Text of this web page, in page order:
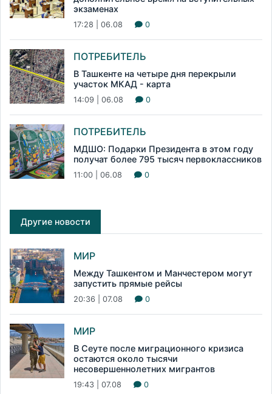
экзаменах
17:28 | 06.08 0
ПОТРЕБИТЕЛЬ
В Ташкенте на четыре дня перекрыли
участок МКАД - карта
14:09 | 06.08 0
ПОТРЕБИТЕЛЬ
МДШО: Подарки Президента в этом году
получат более 795 тысяч первоклассников
11:00 | 06.08 0
Другие новости
МИР
Между Ташкентом и Манчестером могут
запустить прямые рейсы
20:36 | 07.08 0
МИР
В Сеуте после миграционного кризиса
остаются около тысячи
несовершеннолетних мигрантов
19:43 | 07.08 0